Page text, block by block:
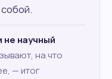
не научный
на что
— итог